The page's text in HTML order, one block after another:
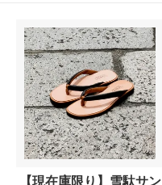
【現在庫限り】雪駄サン